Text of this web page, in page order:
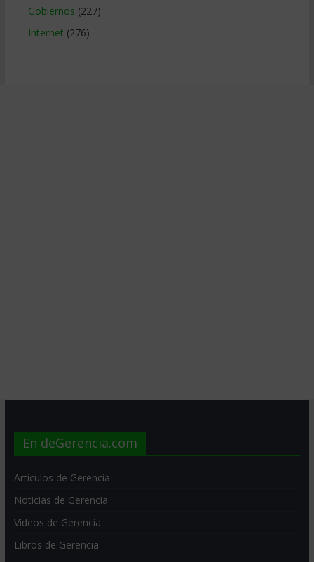
Gobiernos (227)
Internet (276)
En deGerencia.com
Artículos de Gerencia
Noticias de Gerencia
Videos de Gerencia
Libros de Gerencia